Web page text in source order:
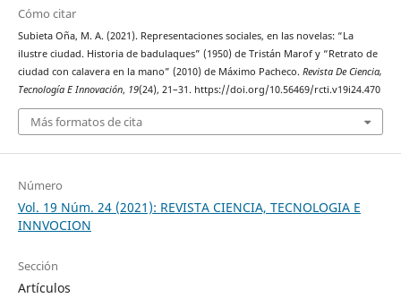
Cómo citar
Subieta Oña, M. A. (2021). Representaciones sociales, en las novelas: “La
ilustre ciudad. Historia de badulaques” (1950) de Tristán Marof y “Retrato de
ciudad con calavera en la mano” (2010) de Máximo Pacheco. Revista De Ciencia,
Tecnología E Innovación, 19(24), 21–31. https://doi.org/10.56469/rcti.v19i24.470
Más formatos de cita
Número
Vol. 19 Núm. 24 (2021): REVISTA CIENCIA, TECNOLOGIA E
INNVOCION
Sección
Artículos